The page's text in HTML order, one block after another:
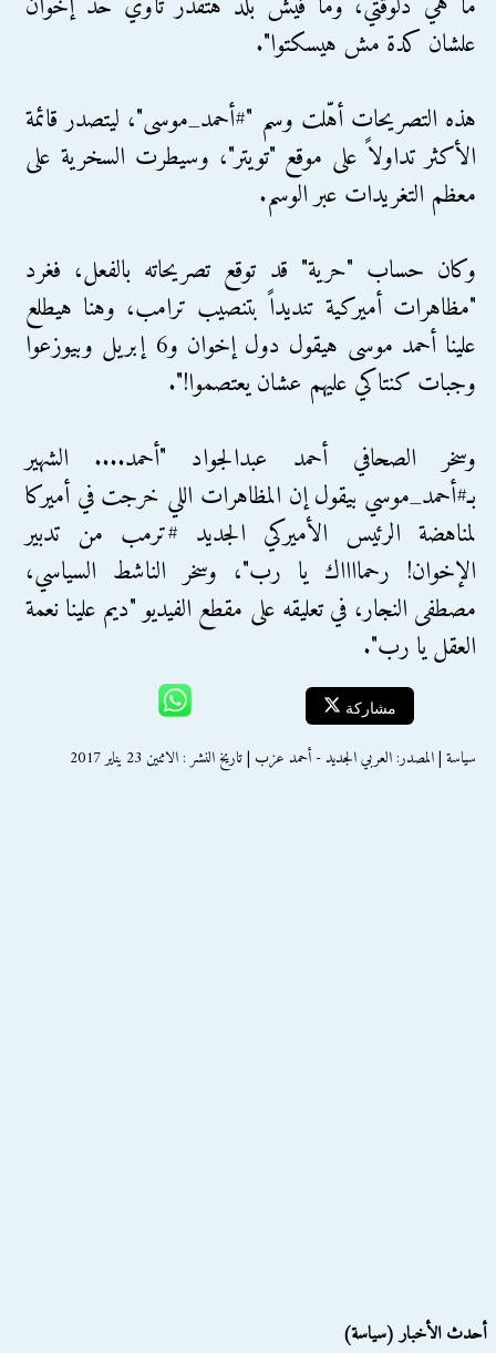
علشان كدة مش هيسكتوا".
هذه التصريحات أهّلت وسم "#أحمد_موسى"، ليتصدر قائمة
الأكثر تداولاً على موقع "تويتر"، وسيطرت السخرية على
معظم التغريدات عبر الوسم.
وكان حساب "حرية" قد توقع تصريحاته بالفعل، فغرد
"مظاهرات أميركية تنديداً بتنصيب ترامب، وهنا هيطلع
علينا أحمد موسى هيقول دول إخوان و6 إبريل وبيوزعوا
وجبات كنتاكي عليهم عشان يعتصموا!".
وسخر الصحافي أحمد عبدالجواد "أحمد.... الشهير
بـ#أحمد_موسي بيقول إن المظاهرات اللي خرجت في أميركا
لمناهضة الرئيس الأميركي الجديد #ترمب من تدبير
الإخوان! رحمااااك يا رب"، وسخر الناشط السياسي،
مصطفى النجار، في تعليقه على مقطع الفيديو "ديم علينا نعمة
العقل يا رب".
مشاركة
سياسة | المصدر: العربي الجديد - أحمد عزب | تاريخ النشر : الاثنين 23 يناير 2017
أحدث الأخبار (سياسة)